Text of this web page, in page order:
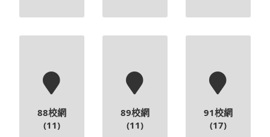
88校網
(11)
89校網
(11)
91校網
(17)